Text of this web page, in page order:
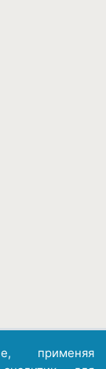
применяя